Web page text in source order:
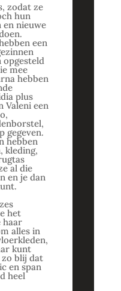
zodat ze
hun
en nieuwe
een
opgesteld
mee
hebben
plus
Valeni een
gegeven.
hebben
kleding,
al die
en je dan
het
haar
alles in
kunt
zo blij dat
en span
heel